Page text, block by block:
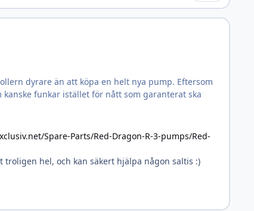
dyrare än att köpa en helt nya pump. Eftersom
funkar istället för nått som garanterat ska
Spare-Parts/Red-Dragon-R-3-pumps/Red-
hel, och kan säkert hjälpa någon saltis :)